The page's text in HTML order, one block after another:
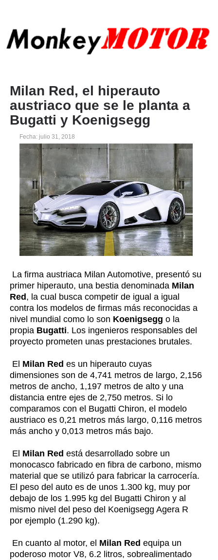
Milan Red, el hiperauto
austriaco que se le planta a
Bugatti y Koenigsegg
Fecha: julio 31, 2018
La firma austriaca Milan Automotive, presentó su
primer hiperauto, una bestia denominada Milan
Red , la cual busca competir de igual a igual
contra los modelos de firmas más reconocidas a
nivel mundial como lo son Koenigsegg o la
propia Bugatti. Los ingenieros responsables del
proyecto prometen unas prestaciones brutales.
El Milan Red es un hiperauto cuyas
dimensiones son de 4,741 metros de largo, 2,156
metros de ancho, 1,197 metros de alto y una
distancia entre ejes de 2,750 metros. Si lo
comparamos con el Bugatti Chiron, el modelo
austriaco es 0,21 metros más largo, 0,116 metros
más ancho y 0,013 metros más bajo.
El Milan Red está desarrollado sobre un
monocasco fabricado en fibra de carbono, mismo
material que se utilizó para fabricar la carrocería.
El peso del auto es de unos 1.300 kg, muy por
debajo de los 1.995 kg del Bugatti Chiron y al
mismo nivel del peso del Koenigsegg Agera R
por ejemplo (1.290 kg).
En cuanto al motor, el Milan Red equipa un
poderoso motor V8, 6.2 litros, sobrealimentado